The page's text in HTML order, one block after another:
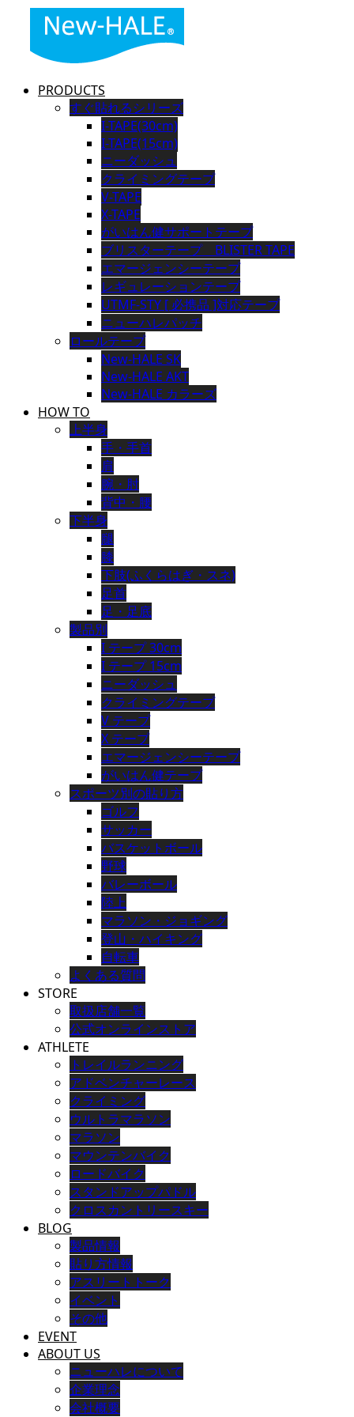
PRODUCTS
すぐ貼れるシリーズ
I-TAPE(30cm)
I-TAPE(15cm)
ニーダッシュ
クライミングテープ
V-TAPE
X-TAPE
がいはん健サポートテープ
ブリスターテープ BLISTER TAPE
エマージェンシーテープ
レギュレーションテープ
UTMF-STY [ 必携品 ]対応テープ
ニューハレパッチ
ロールテープ
New-HALE SK
New-HALE AKT
New-HALE カラーズ
HOW TO
上半身
手・手首
肩
腕・肘
背中・腰
下半身
腿
膝
下肢(ふくらはぎ・スネ)
足首
足・足底
製品別
I テープ 30cm
I テープ 15cm
ニーダッシュ
クライミングテープ
V テープ
X テープ
エマージェンシーテープ
がいはん健テープ
スポーツ別の貼り方
ゴルフ
サッカー
バスケットボール
野球
バレーボール
陸上
マラソン・ジョギング
登山・ハイキング
自転車
よくある質問
STORE
取扱店舗一覧
公式オンラインストア
ATHLETE
トレイルランニング
アドベンチャーレース
クライミング
ウルトラマラソン
マラソン
マウンテンバイク
ロードバイク
スタンドアップパドル
クロスカントリースキー
BLOG
製品情報
貼り方情報
アスリートトーク
イベント
その他
EVENT
ABOUT US
ニューハレについて
企業理念
会社概要